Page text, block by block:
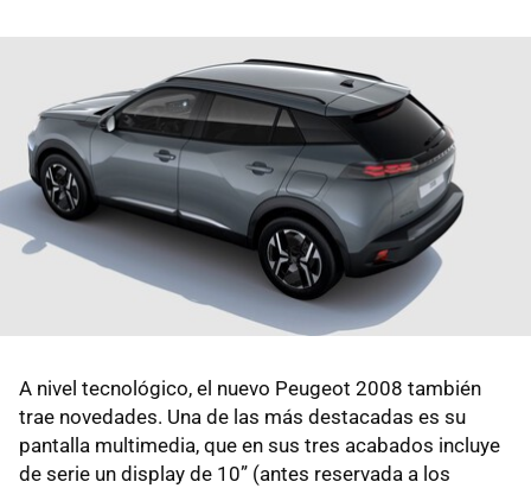
A nivel tecnológico, el nuevo Peugeot 2008 también
trae novedades. Una de las más destacadas es su
pantalla multimedia, que en sus tres acabados incluye
de serie un display de 10” (antes reservada a los